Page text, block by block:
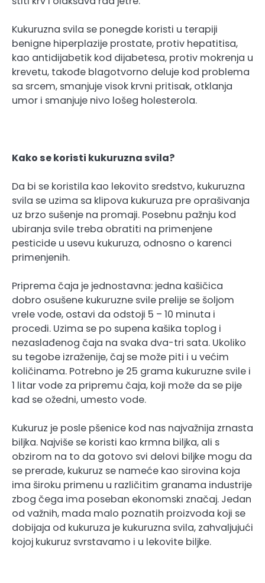
Kukuruzna svila se ponegde koristi u terapiji
benigne hiperplazije prostate, protiv hepatitisa,
kao antidijabetik kod dijabetesa, protiv mokrenja u
krevetu, takođe blagotvorno deluje kod problema
sa srcem, smanjuje visok krvni pritisak, otklanja
umor i smanjuje nivo lošeg holesterola.
Kako se koristi kukuruzna svila?
Da bi se koristila kao lekovito sredstvo, kukuruzna
svila se uzima sa klipova kukuruza pre oprašivanja
uz brzo sušenje na promaji. Posebnu pažnju kod
ubiranja svile treba obratiti na primenjene
pesticide u usevu kukuruza, odnosno o karenci
primenjenih.
Priprema čaja je jednostavna: jedna kašičica
dobro osušene kukuruzne svile prelije se šoljom
vrele vode, ostavi da odstoji 5 – 10 minuta i
procedi. Uzima se po supena kašika toplog i
nezaslađenog čaja na svaka dva-tri sata. Ukoliko
su tegobe izraženije, čaj se može piti i u većim
količinama. Potrebno je 25 grama kukuruzne svile i
1 litar vode za pripremu čaja, koji može da se pije
kad se ožedni, umesto vode.
Kukuruz je posle pšenice kod nas najvažnija zrnasta
biljka. Najviše se koristi kao krmna biljka, ali s
obzirom na to da gotovo svi delovi biljke mogu da
se prerade, kukuruz se nameće kao sirovina koja
ima široku primenu u različitim granama industrije
zbog čega ima poseban ekonomski značaj. Jedan
od važnih, mada malo poznatih proizvoda koji se
dobijaja od kukuruza je kukuruzna svila, zahvaljujući
kojoj kukuruz svrstavamo i u lekovite biljke.